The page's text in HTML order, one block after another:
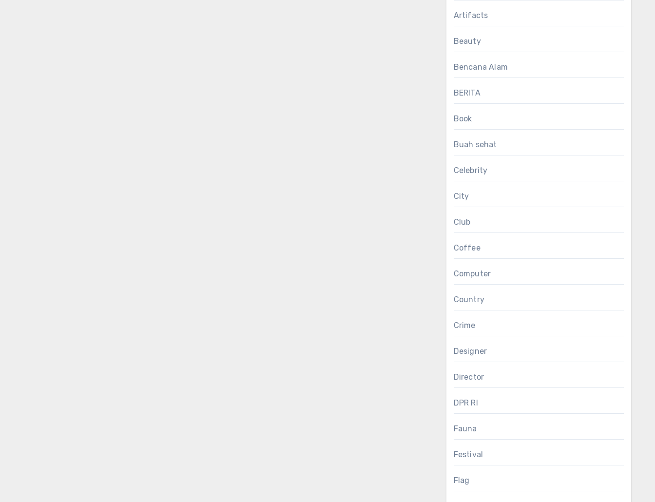
Artifacts
Beauty
Bencana Alam
BERITA
Book
Buah sehat
Celebrity
City
Club
Coffee
Computer
Country
Crime
Designer
Director
DPR RI
Fauna
Festival
Flag